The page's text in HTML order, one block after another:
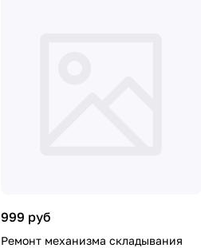
999 руб
Ремонт механизма складывания